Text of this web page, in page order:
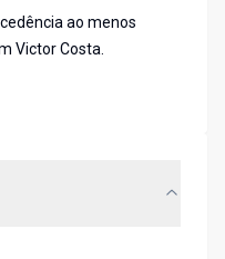
ao menos
Victor Costa.